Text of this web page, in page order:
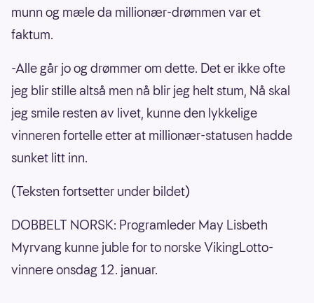
munn og mæle da millionær-drømmen var et
faktum.
-Alle går jo og drømmer om dette. Det er ikke ofte
jeg blir stille altså men nå blir jeg helt stum, Nå skal
jeg smile resten av livet, kunne den lykkelige
vinneren fortelle etter at millionær-statusen hadde
sunket litt inn.
(Teksten fortsetter under bildet)
DOBBELT NORSK: Programleder May Lisbeth
Myrvang kunne juble for to norske VikingLotto-
vinnere onsdag 12. januar.